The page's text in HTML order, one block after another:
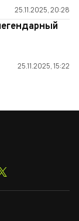
25.11.2025, 20:28
25.11.2025, 15:22